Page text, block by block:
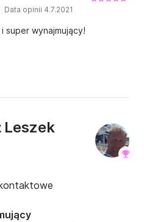
bezpieczeństwa.
Data opinii 4.7.2021
super wynajmujący!
Leszek